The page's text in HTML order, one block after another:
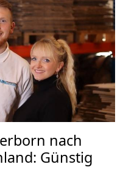
nach
Günstig